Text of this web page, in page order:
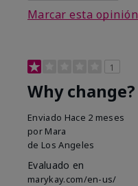
Marcar esta opinión
1
Why change?
Enviado Hace 2 meses
por Mara
de Los Angeles
Evaluado en
marykay.com/en-us/